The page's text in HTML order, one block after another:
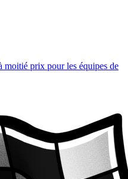
moitié prix pour les équipes de